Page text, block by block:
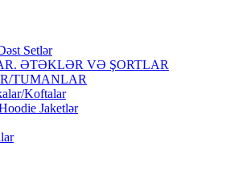
Setlər
ƏTƏKLƏR VƏ ŞORTLAR
TUMANLAR
Koftalar
Jaketlər